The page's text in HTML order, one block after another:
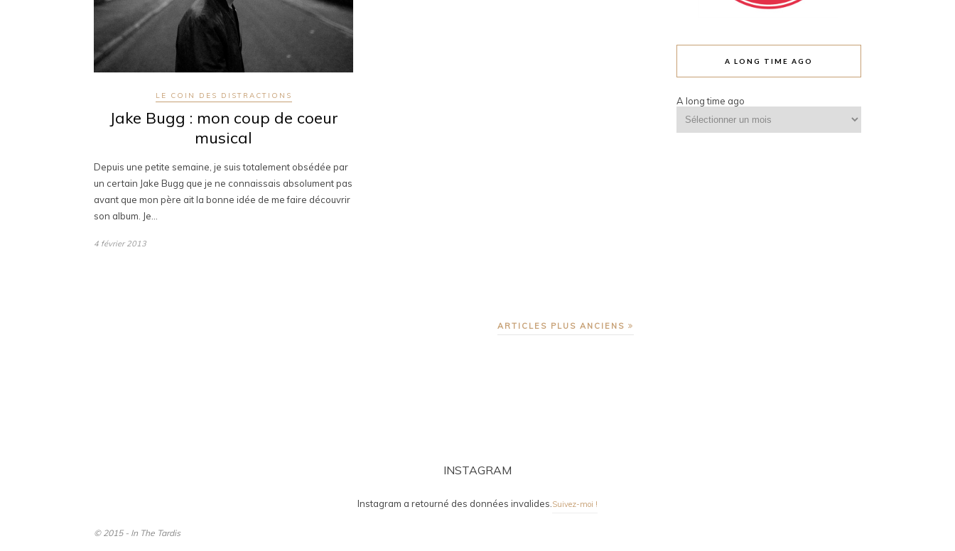
LE COIN DES DISTRACTIONS
Jake Bugg : mon coup de coeur
musical
Depuis une petite semaine, je suis totalement obsédée par
un certain Jake Bugg que je ne connaissais absolument pas
avant que mon père ait la bonne idée de me faire découvrir
son album. Je…
4 février 2013
ARTICLES PLUS ANCIENS
A LONG TIME AGO
A long time ago
INSTAGRAM
Instagram a retourné des données invalides.Suivez-moi !
© 2015 - In The Tardis